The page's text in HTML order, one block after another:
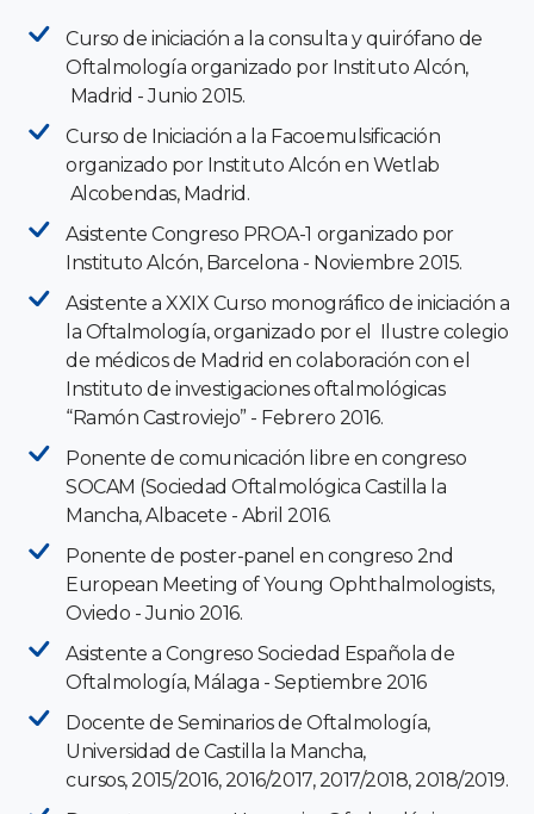
Curso de iniciación a la consulta y quirófano de
Oftalmología organizado por Instituto Alcón,
Madrid - Junio 2015.
Curso de Iniciación a la Facoemulsificación
organizado por Instituto Alcón en Wetlab
Alcobendas, Madrid.
Asistente Congreso PROA-1 organizado por
Instituto Alcón, Barcelona - Noviembre 2015.
Asistente a XXIX Curso monográfico de iniciación a
la Oftalmología, organizado por el Ilustre colegio
de médicos de Madrid en colaboración con el
Instituto de investigaciones oftalmológicas
“Ramón Castroviejo” - Febrero 2016.
Ponente de comunicación libre en congreso
SOCAM (Sociedad Oftalmológica Castilla la
Mancha, Albacete - Abril 2016.
Ponente de poster-panel en congreso 2nd
European Meeting of Young Ophthalmologists,
Oviedo - Junio 2016.
Asistente a Congreso Sociedad Española de
Oftalmología, Málaga - Septiembre 2016
Docente de Seminarios de Oftalmología,
Universidad de Castilla la Mancha,
cursos, 2015/2016, 2016/2017, 2017/2018, 2018/2019.